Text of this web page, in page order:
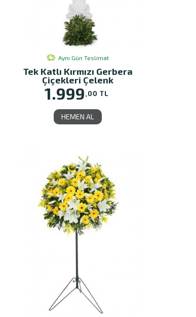
Aynı Gün Teslimat
Tek Katlı Kırmızı Gerbera
Çiçekleri Çelenk
1.999,00 TL
HEMEN AL